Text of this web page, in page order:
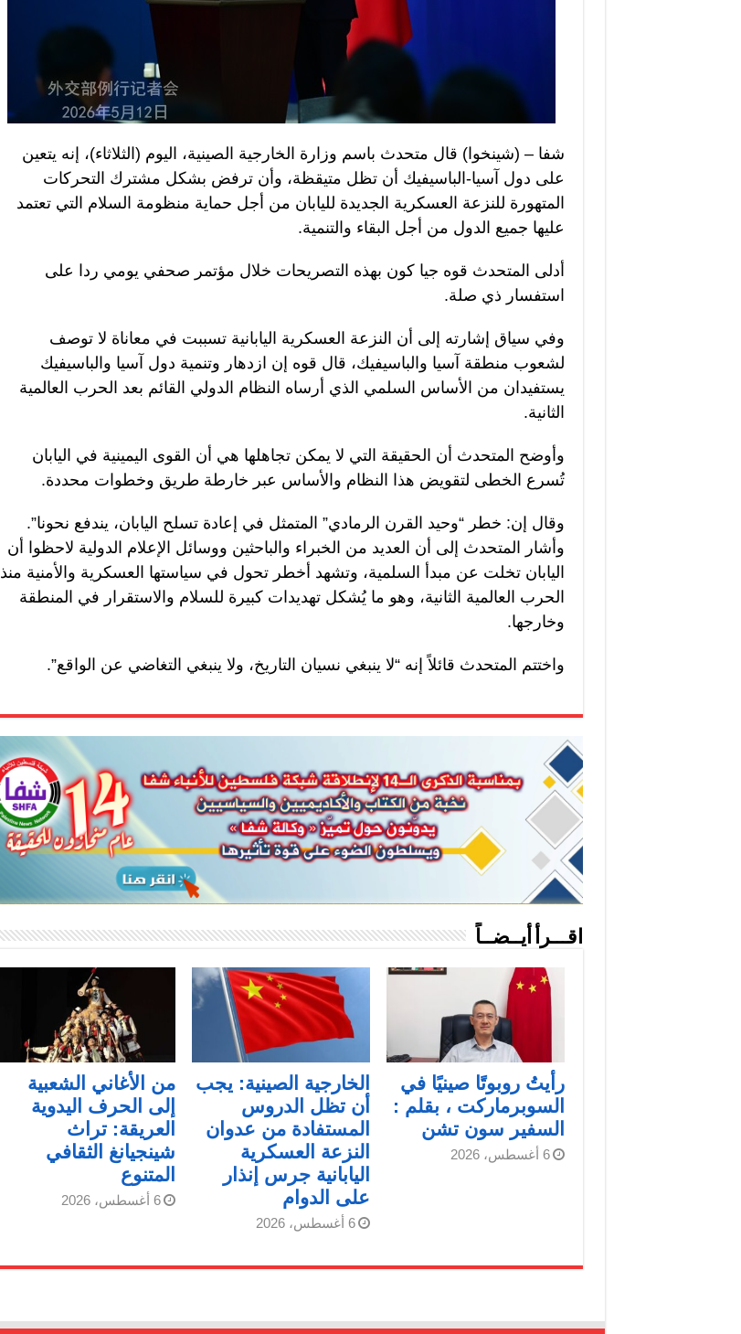
شفا – (شينخوا) قال متحدث باسم وزارة الخارجية الصينية، اليوم (الثلاثاء)، إنه يتعين
على دول آسيا-الباسيفيك أن تظل متيقظة، وأن ترفض بشكل مشترك التحركات
المتهورة للنزعة العسكرية الجديدة لليابان من أجل حماية منظومة السلام التي تعتمد
عليها جميع الدول من أجل البقاء والتنمية.
أدلى المتحدث قوه جيا كون بهذه التصريحات خلال مؤتمر صحفي يومي ردا على
استفسار ذي صلة.
وفي سياق إشارته إلى أن النزعة العسكرية اليابانية تسببت في معاناة لا توصف
لشعوب منطقة آسيا والباسيفيك، قال قوه إن ازدهار وتنمية دول آسيا والباسيفيك
يستفيدان من الأساس السلمي الذي أرساه النظام الدولي القائم بعد الحرب العالمية
الثانية.
وأوضح المتحدث أن الحقيقة التي لا يمكن تجاهلها هي أن القوى اليمينية في اليابان
تُسرع الخطى لتقويض هذا النظام والأساس عبر خارطة طريق وخطوات محددة.
وقال إن: خطر “وحيد القرن الرمادي” المتمثل في إعادة تسلح اليابان، يندفع نحونا”.
وأشار المتحدث إلى أن العديد من الخبراء والباحثين ووسائل الإعلام الدولية لاحظوا أن
اليابان تخلت عن مبدأ السلمية، وتشهد أخطر تحول في سياستها العسكرية والأمنية منذ
الحرب العالمية الثانية، وهو ما يُشكل تهديدات كبيرة للسلام والاستقرار في المنطقة
وخارجها.
واختتم المتحدث قائلاً إنه “لا ينبغي نسيان التاريخ، ولا ينبغي التغاضي عن الواقع”.
اقـــرأ أيــضــاً
رأيتُ روبوتًا صينيًا في
السوبرماركت ، بقلم :
السفير سون تشن
6 أغسطس، 2026
الخارجية الصينية: يجب
أن تظل الدروس
المستفادة من عدوان
النزعة العسكرية
اليابانية جرس إنذار
على الدوام
6 أغسطس، 2026
من الأغاني الشعبية
إلى الحرف اليدوية
العريقة: تراث
شينجيانغ الثقافي
المتنوع
6 أغسطس، 2026